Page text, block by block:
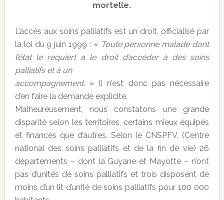
mortelle.
L’accès aux soins palliatifs est un droit, officialisé par
la loi du 9 juin 1999 : « Toute personne malade dont
l’état le requiert a le droit d’accéder à des soins
palliatifs et à un
accompagnement.» Il n’est donc pas nécessaire
d’en faire la demande explicite.
Malheureusement, nous constatons une grande
disparité selon les territoires, certains mieux équipés
et financés que d’autres. Selon le CNSPFV, (Centre
national des soins palliatifs et de la fin de vie) 26
départements – dont la Guyane et Mayotte – n’ont
pas d’unités de soins palliatifs et trois disposent de
moins d’un lit d’unité de soins palliatifs pour 100 000